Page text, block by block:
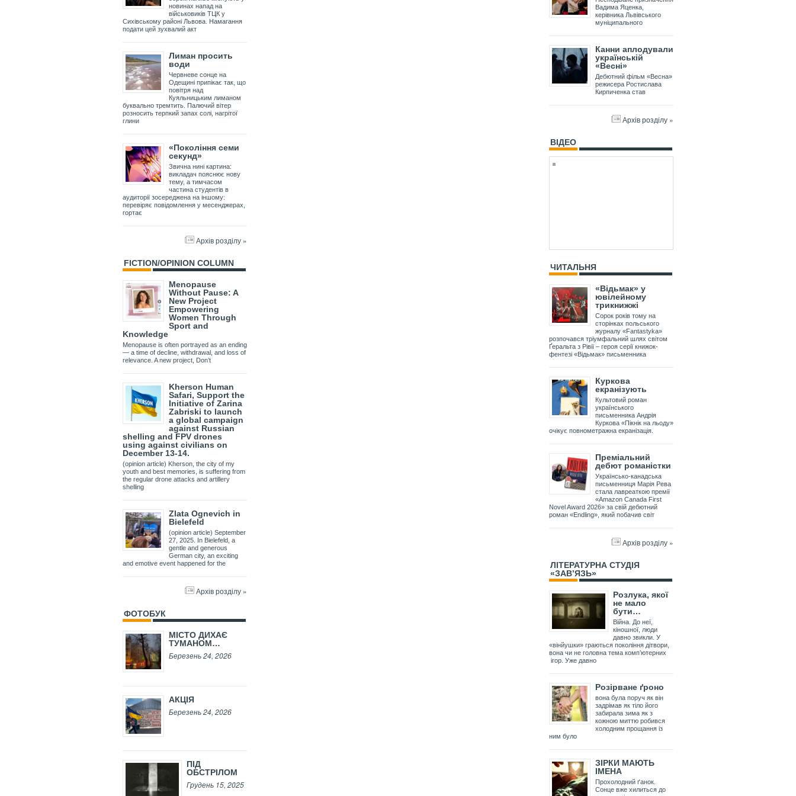
новинах напад на
військовиків ТЦК у
Сихівському районі Львова. Намагання
подати цей зухвалий акт
Лиман просить
води
Червневе сонце на
Одещині припікає так, що
повітря над
Куяльницьким лиманом
буквально тремтить. Палючий вітер
розносить терпкий запах солі, нагрітої
глини
«Покоління семи
секунд»
Звична нині картина:
викладач пояснює нову
тему, а тимчасом
частина студентів в
аудиторії зосереджена на іншому:
перевіряє повідомлення у месенджерах,
гортає
Архів розділу »
FICTION/OPINION COLUMN
Menopause
Without Pause: A
New Project
Empowering
Women Through
Sport and
Knowledge
Menopause is often portrayed as an ending
— a time of decline, withdrawal, and loss of
relevance. A new project, Don’t
Kherson Human
Safari, Support the
Initiative of Zarina
Zabriski to launch
a global campaign
against Russian
shelling and FPV drones
using against civilians on
December 13-14.
(opinion article) Kherson, the city of my
youth and best memories, is suffering from
the regular drone attacks and artillery
shelling
Zlata Ognevich in
Bielefeld
(opinion article) September
27, 2025. In Bielefeld, a
gentle and generous
German city, an exciting
and emotive event happened for the
Архів розділу »
ФОТОБУК
МІСТО ДИХАЄ
ТУМАНОМ…
Березень 24, 2026
АКЦІЯ
Березень 24, 2026
ПІД
ОБСТРІЛОМ
Грудень 15, 2025
Вадима Яценка,
керівника Львівського
муніципального
Канни аплодували
українській
«Весні»
Дебютний фільм «Весна»
режисера Ростислава
Кирпиченка став
Архів розділу »
ВІДЕО
ЧИТАЛЬНЯ
«Відьмак» у
ювілейному
трикнижжі
Сорок років тому на
сторінках польського
журналу «Fantastyka»
розпочався тріумфальний шлях світом
Ґеральта з Рівії – героя серії книжок-
фентезі «Відьмак» письменника
Куркова
екранізують
Культовий роман
українського
письменника Андрія
Куркова «Пікнік на льоду»
очікує повнометражна екранізація.
Преміальний
дебют романістки
Українсько-канадська
письменниця Марія Рева
стала лавреаткою премії
«Amazon Canada First
Novel Award 2026» за свій дебютний
роман «Endling», який побачив світ
Архів розділу »
ЛІТЕРАТУРНА СТУДІЯ
«ЗАВ’ЯЗЬ»
Розлука, якої
не мало
бути…
Війна. До неї,
кіношної, люди
давно звикли. У
«вінйушки» граються покоління дітвори,
вона чи не головна тема комп’ютерних
ігор. Уже давно
Розірване ґроно
вона була поруч як він
задрімав як тіло його
забирала зима як з
кожною миттю робився
холодним прощання із
ним було
ЗІРКИ МАЮТЬ
ІМЕНА
Прохолодний ґанок.
Сонце вже хилиться до